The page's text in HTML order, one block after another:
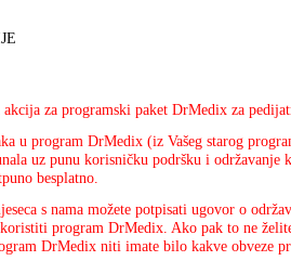
za programski paket DrMedix za
u program DrMedix (iz Vašeg starog
uz punu korisničku podršku i održavanje
besplatno.
s nama možete potpisati ugovor o
program DrMedix. Ako pak to ne
DrMedix niti imate bilo kakve obveze